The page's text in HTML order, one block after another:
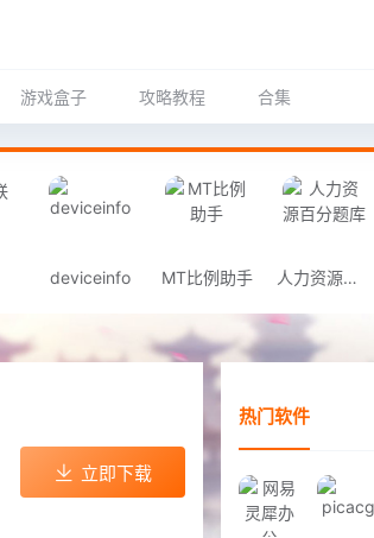
游戏盒子 攻略教程 合集
deviceinfo MT比例助手 人力资源百分题库
立即下载
热门软件